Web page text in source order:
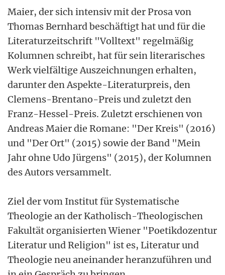
Maier, der sich intensiv mit der Prosa von
Thomas Bernhard beschäftigt hat und für die
Literaturzeitschrift "Volltext" regelmäßig
Kolumnen schreibt, hat für sein literarisches
Werk vielfältige Auszeichnungen erhalten,
darunter den Aspekte-Literaturpreis, den
Clemens-Brentano-Preis und zuletzt den
Franz-Hessel-Preis. Zuletzt erschienen von
Andreas Maier die Romane: "Der Kreis" (2016)
und "Der Ort" (2015) sowie der Band "Mein
Jahr ohne Udo Jürgens" (2015), der Kolumnen
des Autors versammelt.
Ziel der vom Institut für Systematische
Theologie an der Katholisch-Theologischen
Fakultät organisierten Wiener "Poetikdozentur
Literatur und Religion" ist es, Literatur und
Theologie neu aneinander heranzuführen und